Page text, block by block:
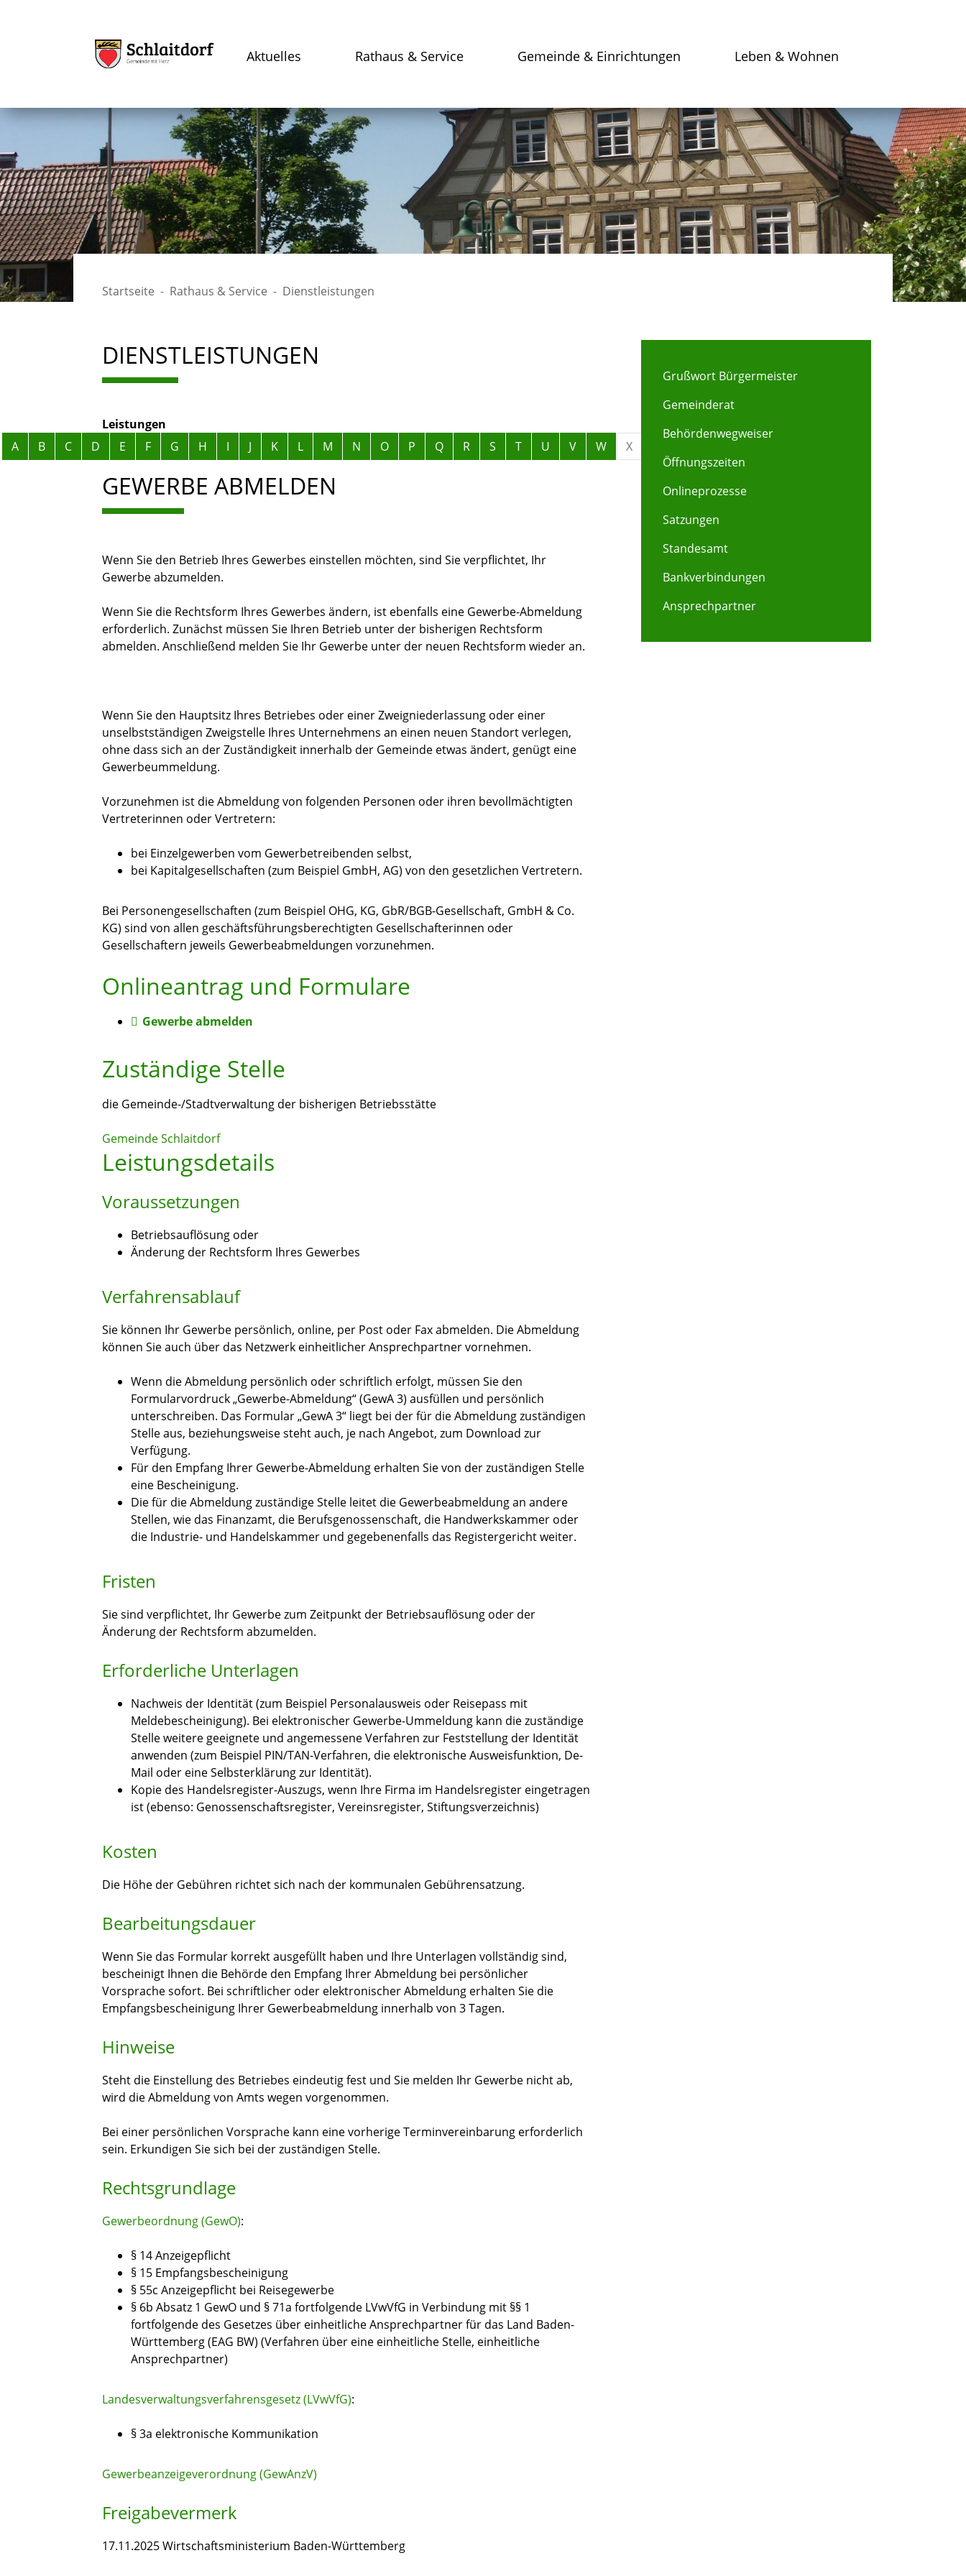
Aktuelles Rathaus & Service Gemeinde & Einrichtungen Leben & Wohnen
Startseite Rathaus & Service Dienstleistungen
DIENSTLEISTUNGEN
Leistungen
Alphabetisches Register überspringen
A B C D E F G H I J K L M N O P Q R S T U V W X
GEWERBE ABMELDEN
Wenn Sie den Betrieb Ihres Gewerbes einstellen möchten, sind Sie verpflichtet, Ihr
Gewerbe abzumelden.
Wenn Sie die Rechtsform Ihres Gewerbes ändern, ist ebenfalls eine Gewerbe-Abmeldung
erforderlich. Zunächst müssen Sie Ihren Betrieb unter der bisherigen Rechtsform
abmelden. Anschließend melden Sie Ihr Gewerbe unter der neuen Rechtsform wieder an.
Wenn Sie den Hauptsitz Ihres Betriebes oder einer Zweigniederlassung oder einer
unselbstständigen Zweigstelle Ihres Unternehmens an einen neuen Standort verlegen,
ohne dass sich an der Zuständigkeit innerhalb der Gemeinde etwas ändert, genügt eine
Gewerbeummeldung.
Vorzunehmen ist die Abmeldung von folgenden Personen oder ihren bevollmächtigten
Vertreterinnen oder Vertretern:
bei Einzelgewerben vom Gewerbetreibenden selbst,
bei Kapitalgesellschaften (zum Beispiel GmbH, AG) von den gesetzlichen Vertretern.
Bei Personengesellschaften (zum Beispiel OHG, KG, GbR/BGB-Gesellschaft, GmbH & Co.
KG) sind von allen geschäftsführungsberechtigten Gesellschafterinnen oder
Gesellschaftern jeweils Gewerbeabmeldungen vorzunehmen.
Onlineantrag und Formulare
Gewerbe abmelden
Zuständige Stelle
die Gemeinde-/Stadtverwaltung der bisherigen Betriebsstätte
Gemeinde Schlaitdorf
Leistungsdetails
Voraussetzungen
Betriebsauflösung oder
Änderung der Rechtsform Ihres Gewerbes
Verfahrensablauf
Sie können Ihr Gewerbe persönlich, online, per Post oder Fax abmelden. Die Abmeldung
können Sie auch über das Netzwerk einheitlicher Ansprechpartner vornehmen.
Wenn die Abmeldung persönlich oder schriftlich erfolgt, müssen Sie den
Formularvordruck „Gewerbe-Abmeldung“ (GewA 3) ausfüllen und persönlich
unterschreiben. Das Formular „GewA 3“ liegt bei der für die Abmeldung zuständigen
Stelle aus, beziehungsweise steht auch, je nach Angebot, zum Download zur
Verfügung.
Für den Empfang Ihrer Gewerbe-Abmeldung erhalten Sie von der zuständigen Stelle
eine Bescheinigung.
Die für die Abmeldung zuständige Stelle leitet die Gewerbeabmeldung an andere
Stellen, wie das Finanzamt, die Berufsgenossenschaft, die Handwerkskammer oder
die Industrie- und Handelskammer und gegebenenfalls das Registergericht weiter.
Fristen
Sie sind verpflichtet, Ihr Gewerbe zum Zeitpunkt der Betriebsauflösung oder der
Änderung der Rechtsform abzumelden.
Erforderliche Unterlagen
Nachweis der Identität (zum Beispiel Personalausweis oder Reisepass mit
Meldebescheinigung). Bei elektronischer Gewerbe-Ummeldung kann die zuständige
Stelle weitere geeignete und angemessene Verfahren zur Feststellung der Identität
anwenden (zum Beispiel PIN/TAN-Verfahren, die elektronische Ausweisfunktion, De-
Mail oder eine Selbsterklärung zur Identität).
Kopie des Handelsregister-Auszugs, wenn Ihre Firma im Handelsregister eingetragen
ist (ebenso: Genossenschaftsregister, Vereinsregister, Stiftungsverzeichnis)
Kosten
Die Höhe der Gebühren richtet sich nach der kommunalen Gebührensatzung.
Bearbeitungsdauer
Wenn Sie das Formular korrekt ausgefüllt haben und Ihre Unterlagen vollständig sind,
bescheinigt Ihnen die Behörde den Empfang Ihrer Abmeldung bei persönlicher
Vorsprache sofort. Bei schriftlicher oder elektronischer Abmeldung erhalten Sie die
Empfangsbescheinigung Ihrer Gewerbeabmeldung innerhalb von 3 Tagen.
Hinweise
Steht die Einstellung des Betriebes eindeutig fest und Sie melden Ihr Gewerbe nicht ab,
wird die Abmeldung von Amts wegen vorgenommen.
Bei einer persönlichen Vorsprache kann eine vorherige Terminvereinbarung erforderlich
sein. Erkundigen Sie sich bei der zuständigen Stelle.
Rechtsgrundlage
Gewerbeordnung (GewO):
§ 14 Anzeigepflicht
§ 15 Empfangsbescheinigung
§ 55c Anzeigepflicht bei Reisegewerbe
§ 6b Absatz 1 GewO und § 71a fortfolgende LVwVfG in Verbindung mit §§ 1
fortfolgende des Gesetzes über einheitliche Ansprechpartner für das Land Baden-
Württemberg(EAG BW) (Verfahren über eine einheitliche Stelle, einheitliche
Ansprechpartner)
Landesverwaltungsverfahrensgesetz (LVwVfG):
§ 3a elektronische Kommunikation
Gewerbeanzeigeverordnung (GewAnzV)
Freigabevermerk
17.11.2025 Wirtschaftsministerium Baden-Württemberg
Grußwort Bürgermeister
Gemeinderat
Behördenwegweiser
Öffnungszeiten
Onlineprozesse
Satzungen
Standesamt
Bankverbindungen
Ansprechpartner